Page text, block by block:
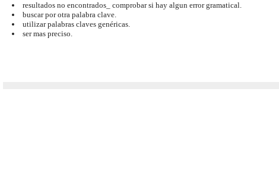
resultados no encontrados_ comprobar si hay algun error gramatical.
buscar por otra palabra clave.
utilizar palabras claves genéricas.
ser mas preciso.